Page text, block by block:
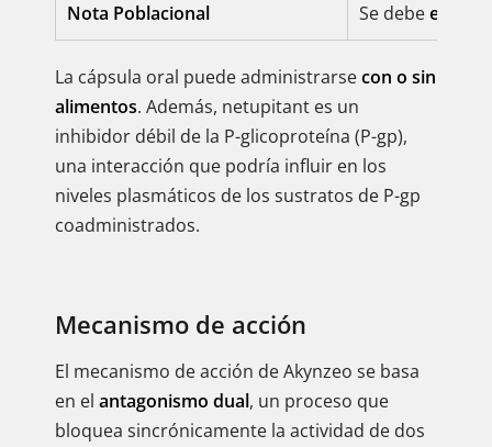
Nota Poblacional Se debeevitar
La cápsula oral puede administrarsecon o sin
alimentos. Además, netupitant es un
inhibidor débil de la P-glicoproteína (P-gp),
una interacción que podría influir en los
niveles plasmáticos de los sustratos de P-gp
coadministrados.
Mecanismo de acción
El mecanismo de acción de Akynzeo se basa
en el antagonismo dual, un proceso que
bloquea sincrónicamente la actividad de dos